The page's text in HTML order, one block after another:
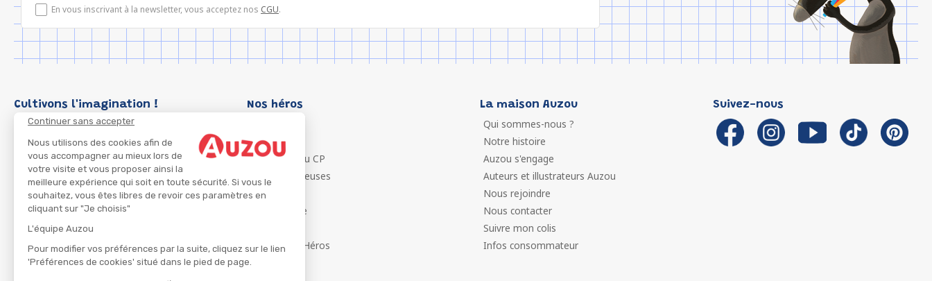
Continuer sans accepter
Nous utilisons des cookies afin de
vous accompagner au mieux lors de
votre visite et vous proposer ainsi la
meilleure expérience qui soit en toute sécurité. Si vous le
souhaitez, vous êtes libres de revoir ces paramètres en
cliquant sur "Je choisis"
L'équipe Auzou
Pour modifier vos préférences par la suite, cliquez sur le lien
'Préférences de cookies' situé dans le pied de page.
En vous inscrivant à la newsletter, vous acceptez nos CGU.
Cultivons l'imagination ! Nos héros
P'tit Loup
Les Héros du CP
Les Influenceuses
Migali
Petite Taupe
Ma Boîte à Héros
La maison Auzou
Qui sommes-nous ?
Notre histoire
Auzou s'engage
Auteurs et illustrateurs Auzou
Nous rejoindre
Nous contacter
Suivre mon colis
Infos consommateur
Suivez-nous